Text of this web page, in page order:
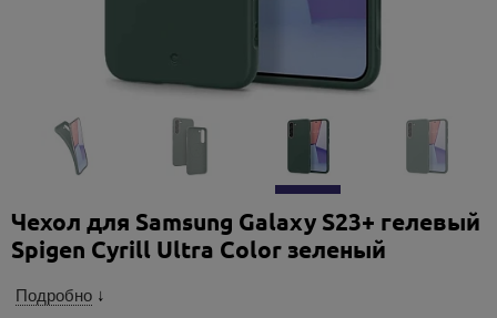
Чехол для Samsung Galaxy S23+ гелевый
Spigen Cyrill Ultra Color зеленый
Подробно ↓